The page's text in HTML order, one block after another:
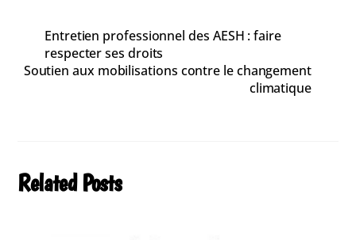
Entretien professionnel des AESH : faire
respecter ses droits
Soutien aux mobilisations contre le changement
climatique
Related Posts